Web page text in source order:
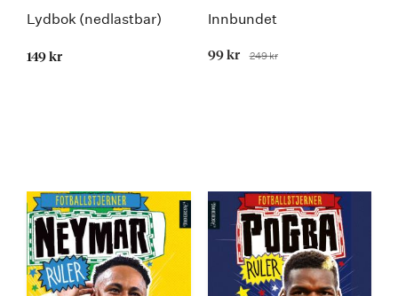
Lydbok (nedlastbar)
149 kr
Innbundet
Tilbudspris
99 kr Før
249 kr